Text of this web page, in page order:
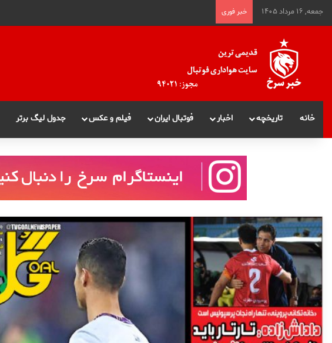
جمعه, ۱۶ مرداد ۱۴۰۵ خبر فوری
خانه تاریخچه اخبار فوتبال ایران فیلم و عکس جدول لیگ برتر